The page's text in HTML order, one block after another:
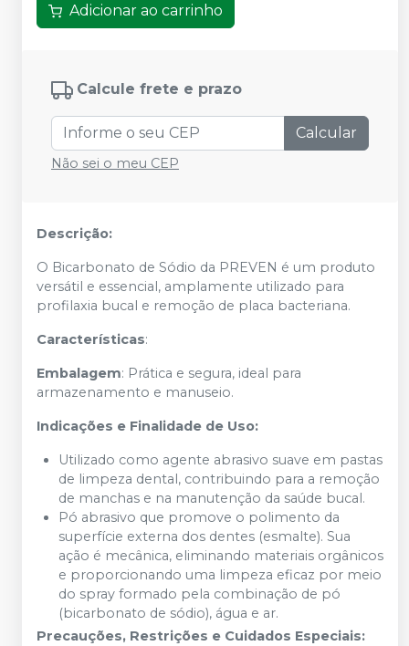
Adicionar ao carrinho
Calcule frete e prazo
Calcular
Não sei o meu CEP
Descrição:
O Bicarbonato de Sódio da PREVEN é um produto
versátil e essencial, amplamente utilizado para
profilaxia bucal e remoção de placa bacteriana.
Características:
Embalagem: Prática e segura, ideal para
armazenamento e manuseio.
Indicações e Finalidade de Uso:
Utilizado como agente abrasivo suave em pastas
de limpeza dental, contribuindo para a remoção
de manchas e na manutenção da saúde bucal.
Pó abrasivo que promove o polimento da
superfície externa dos dentes (esmalte). Sua
ação é mecânica, eliminando materiais orgânicos
e proporcionando uma limpeza eficaz por meio
do spray formado pela combinação de pó
(bicarbonato de sódio), água e ar.
Precauções, Restrições e Cuidados Especiais: